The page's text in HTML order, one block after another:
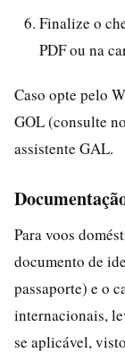
Finalize o
PDF ou na
Caso opte pelo
GOL (consulte
assistente GAL.
Para voos
documento de
passaporte) e o
internacionais,
se aplicável,